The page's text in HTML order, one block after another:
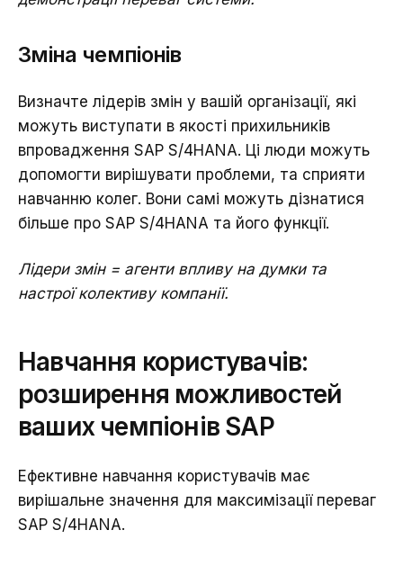
Зміна чемпіонів
Визначте лідерів змін у вашій організації, які
можуть виступати в якості прихильників
впровадження SAP S/4HANA. Ці люди можуть
допомогти вирішувати проблеми, та сприяти
навчанню колег. Вони самі можуть дізнатися
більше про SAP S/4HANA та його функції.
Лідери змін = агенти впливу на думки та
настрої колективу компанії.
Навчання користувачів:
розширення можливостей
ваших чемпіонів SAP
Ефективне навчання користувачів має
вирішальне значення для максимізації переваг
SAP S/4HANA.